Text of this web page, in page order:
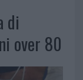
di
over 80